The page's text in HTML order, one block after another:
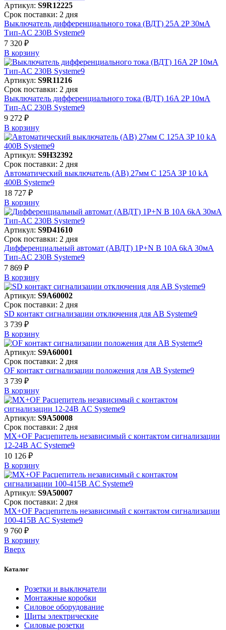
Артикул: S9R12225
Срок поставки: 2 дня
Выключатель дифференциального тока (ВДТ) 25A 2P 30мА
Тип-AC 230В Systeme9
7 320 ₽
В корзинy
Артикул: S9R11216
Срок поставки: 2 дня
Выключатель дифференциального тока (ВДТ) 16A 2P 10мА
Тип-AC 230В Systeme9
9 272 ₽
В корзинy
Артикул: S9H32392
Срок поставки: 2 дня
Автоматический выключатель (АВ) 27мм C 125A 3P 10 kA
400В Systeme9
18 727 ₽
В корзинy
Артикул: S9D41610
Срок поставки: 2 дня
Дифференциальный автомат (АВДТ) 1P+N B 10A 6kA 30мА
Тип-AC 230В Systeme9
7 869 ₽
В корзинy
Артикул: S9A60002
Срок поставки: 2 дня
SD контакт сигнализации отключения для АВ Systeme9
3 739 ₽
В корзинy
Артикул: S9A60001
Срок поставки: 2 дня
OF контакт сигнализации положения для АВ Systeme9
3 739 ₽
В корзинy
Артикул: S9A50008
Срок поставки: 2 дня
MX+OF Расцепитель независимый с контактом сигнализации
12-24В AC Systeme9
10 126 ₽
В корзинy
Артикул: S9A50007
Срок поставки: 2 дня
MX+OF Расцепитель независимый с контактом сигнализации
100-415В AC Systeme9
9 760 ₽
В корзинy
Вверх
Каталог
Розетки и выключатели
Монтажные коробки
Силовое оборудование
Щиты электрические
Силовые розетки